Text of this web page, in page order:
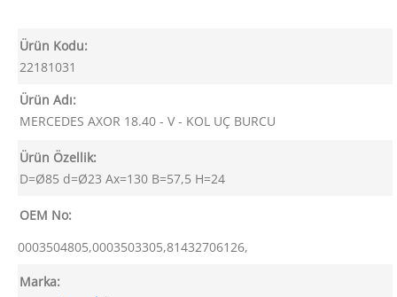
Ürün Kodu:
22181031
Ürün Adı:
MERCEDES AXOR 18.40 - V - KOL UÇ BURCU
Ürün Özellik:
D=Ø85 d=Ø23 Ax=130 B=57,5 H=24
OEM No:
0003504805,0003503305,81432706126,
Marka: